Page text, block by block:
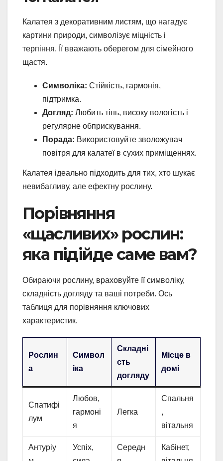
Калатея з декоративним листям, що нагадує
картини природи, символізує міцність і
терпіння. Її вважають оберегом для сімейного
щастя.
Символіка: Стійкість, гармонія,
підтримка.
Догляд: Любить тінь, високу вологість і
регулярне обприскування.
Порада: Використовуйте зволожувач
повітря для калатеї в сухих приміщеннях.
Калатея ідеально підходить для тих, хто шукає
невибагливу, але ефектну рослину.
Порівняння
«щасливих» рослин:
яка підійде саме вам?
Обираючи рослину, враховуйте її символіку,
складність догляду та ваші потреби. Ось
таблиця для порівняння ключових
характеристик.
Рослин
а
Символ
іка
Складні
сть
догляду
Місце в
домі
Спатифі
лум
Любов,
гармоні
я
Легка
Спальня
,
вітальня
Антуріу
Успіх,
Середн
Кабінет,